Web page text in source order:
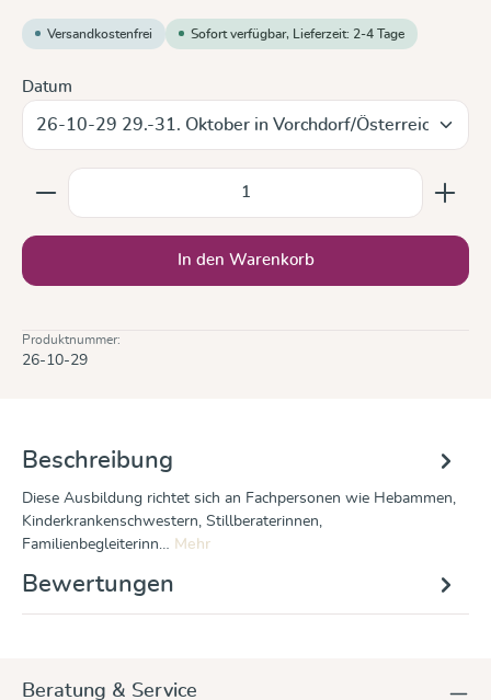
Versandkostenfrei Sofort verfügbar, Lieferzeit: 2-4 Tage
Datum
Produkt Anzahl: Gib den gewünschten Wert ein
In den Warenkorb
Produktnummer:
26-10-29
Beschreibung
Diese Ausbildung richtet sich an Fachpersonen wie Hebammen,
Kinderkrankenschwestern, Stillberaterinnen,
Familienbegleiterinn… Mehr
Bewertungen
Beratung & Service